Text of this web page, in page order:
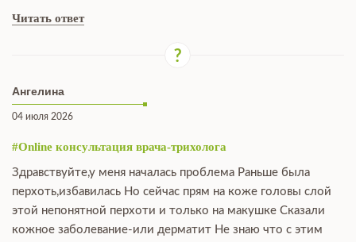
Читать ответ
Ангелина
04 июля 2026
#Online консультация врача-трихолога
Здравствуйте,у меня началась проблема Раньше была
перхоть,избавилась Но сейчас прям на коже головы слой
этой непонятной перхоти и только на макушке Сказали
кожное заболевание-или дерматит Не знаю что с этим